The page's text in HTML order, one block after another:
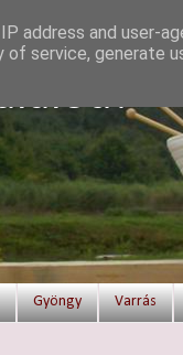
Gyöngy Varrás
address and user-
of service, generate